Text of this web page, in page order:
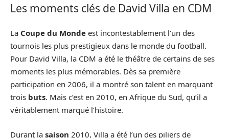
Les moments clés de David Villa en CDM
La Coupe du Monde est incontestablement l’un des
tournois les plus prestigieux dans le monde du football.
Pour David Villa, la CDM a été le théâtre de certains de ses
moments les plus mémorables. Dès sa première
participation en 2006, il a montré son talent en marquant
trois buts. Mais c’est en 2010, en Afrique du Sud, qu’il a
véritablement marqué l’histoire.
Durant la saison 2010, Villa a été l’un des piliers de